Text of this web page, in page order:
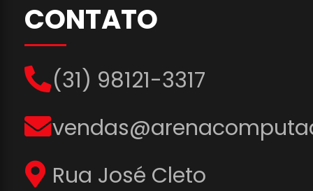
CONTATO
(31) 98121-3317
Rua José Cleto